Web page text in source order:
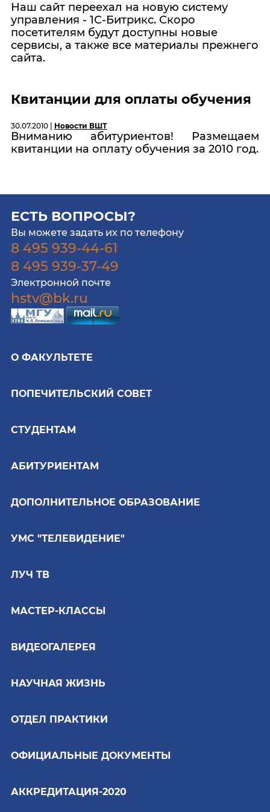
Наш сайт переехал на новую систему
управления - 1С-Битрикс. Скоро
посетителям будут доступны новые
сервисы, а также все материалы прежнего
сайта.
Квитанции для оплаты обучения
30.07.2010 | Новости ВШТ
Вниманию абитуриентов! Размещаем
квитанции на оплату обучения за 2010 год.
ЕСТЬ ВОПРОСЫ?
Вы можете задать их по телефону
8 495 939-44-61
8 495 939-37-49
Электронной почте
hstv@bk.ru
О ФАКУЛЬТЕТЕ
ПОПЕЧИТЕЛЬСКИЙ СОВЕТ
СТУДЕНТАМ
АБИТУРИЕНТАМ
ДОПОЛНИТЕЛЬНОЕ ОБРАЗОВАНИЕ
УМС "ТЕЛЕВИДЕНИЕ"
ЛУЧ ТВ
МАСТЕР-КЛАССЫ
ВИДЕОГАЛЕРЕЯ
НАУЧНАЯ ЖИЗНЬ
ОТДЕЛ ПРАКТИКИ
ОФИЦИАЛЬНЫЕ ДОКУМЕНТЫ
АККРЕДИТАЦИЯ-2020